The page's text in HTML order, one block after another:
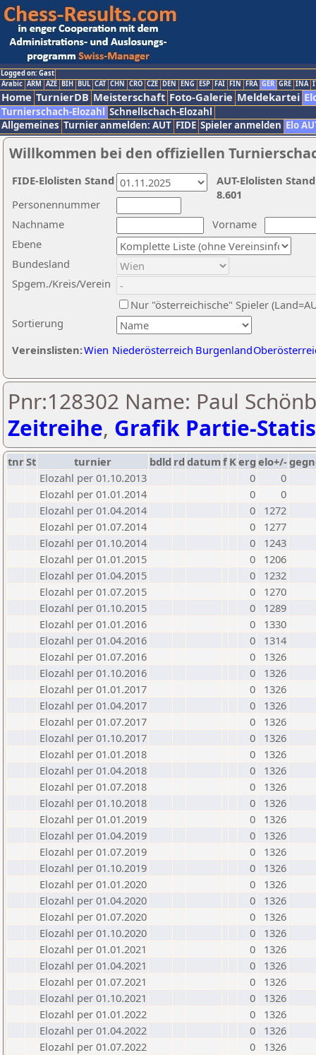
Logged on: Gast
Arabic ARM AZE BIH BUL CAT CHN CRO CZE DEN ENG ESP FAI FIN FRA GER GRE INA
Home TurnierDB Meisterschaft Foto-Galerie Meldekartei
Turnierschach-Elozahl Schnellschach-Elozahl
Allgemeines Turnier anmelden: AUT FIDE Spieler anmelden Elo
Willkommen bei den offiziellen
Nachname
Vorname
Ebene
Sortierung
Personennummer
Bundesland
Spgem./Kreis/Verein
Nur "österreichische" Spieler
Vereinslisten:Wien Niederösterreich Burgenland
AUT-Elolisten
8.601
FIDE-Elolisten Stand
Pnr:128302 Name: Paul
Zeitreihe, Grafik Partie-
tnrSt turnier bdld rd datumf Kerg elo+/-
Elozahl per 01.10.2013
0
0
Elozahl per 01.01.2014
0
0
Elozahl per 01.04.2014
0
1272
Elozahl per 01.07.2014
0
1277
Elozahl per 01.10.2014
0
1243
Elozahl per 01.01.2015
0
1206
Elozahl per 01.04.2015
0
1232
Elozahl per 01.07.2015
0
1270
Elozahl per 01.10.2015
0
1289
Elozahl per 01.01.2016
0
1330
Elozahl per 01.04.2016
0
1314
Elozahl per 01.07.2016
0
1326
Elozahl per 01.10.2016
0
1326
Elozahl per 01.01.2017
0
1326
Elozahl per 01.04.2017
0
1326
Elozahl per 01.07.2017
0
1326
Elozahl per 01.10.2017
0
1326
Elozahl per 01.01.2018
0
1326
Elozahl per 01.04.2018
0
1326
Elozahl per 01.07.2018
0
1326
Elozahl per 01.10.2018
0
1326
Elozahl per 01.01.2019
0
1326
Elozahl per 01.04.2019
0
1326
Elozahl per 01.07.2019
0
1326
Elozahl per 01.10.2019
0
1326
Elozahl per 01.01.2020
0
1326
Elozahl per 01.04.2020
0
1326
Elozahl per 01.07.2020
0
1326
Elozahl per 01.10.2020
0
1326
Elozahl per 01.01.2021
0
1326
Elozahl per 01.04.2021
0
1326
Elozahl per 01.07.2021
0
1326
Elozahl per 01.10.2021
0
1326
Elozahl per 01.01.2022
0
1326
Elozahl per 01.04.2022
0
1326
Elozahl per 01.07.2022
0
1326